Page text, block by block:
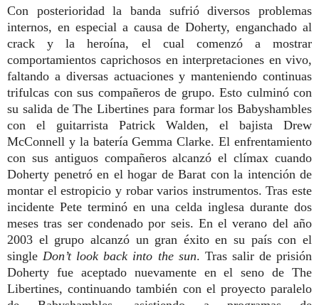
Con posterioridad la banda sufrió diversos problemas
internos, en especial a causa de Doherty, enganchado al
crack y la heroína, el cual comenzó a mostrar
comportamientos caprichosos en interpretaciones en vivo,
faltando a diversas actuaciones y manteniendo continuas
trifulcas con sus compañeros de grupo. Esto culminó con
su salida de The Libertines para formar los Babyshambles
con el guitarrista Patrick Walden, el bajista Drew
McConnell y la batería Gemma Clarke. El enfrentamiento
con sus antiguos compañeros alcanzó el clímax cuando
Doherty penetró en el hogar de Barat con la intención de
montar el estropicio y robar varios instrumentos. Tras este
incidente Pete terminó en una celda inglesa durante dos
meses tras ser condenado por seis. En el verano del año
2003 el grupo alcanzó un gran éxito en su país con el
single Don’t look back into the sun. Tras salir de prisión
Doherty fue aceptado nuevamente en el seno de The
Libertines, continuando también con el proyecto paralelo